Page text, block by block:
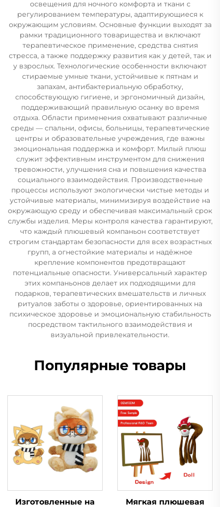
освещения для ночного комфорта и ткани с
регулированием температуры, адаптирующиеся к
окружающим условиям. Основные функции выходят за
рамки традиционного товарищества и включают
терапевтическое применение, средства снятия
стресса, а также поддержку развития как у детей, так и
у взрослых. Технологические особенности включают
стираемые умные ткани, устойчивые к пятнам и
запахам, антибактериальную обработку,
способствующую гигиене, и эргономичный дизайн,
поддерживающий правильную осанку во время
отдыха. Области применения охватывают различные
среды — спальни, офисы, больницы, терапевтические
центры и образовательные учреждения, где важны
эмоциональная поддержка и комфорт. Милый плюш
служит эффективным инструментом для снижения
тревожности, улучшения сна и повышения качества
социального взаимодействия. Производственные
процессы используют экологически чистые методы и
устойчивые материалы, минимизируя воздействие на
окружающую среду и обеспечивая максимальный срок
службы изделия. Меры контроля качества гарантируют,
что каждый плюшевый компаньон соответствует
строгим стандартам безопасности для всех возрастных
групп, а огнестойкие материалы и надёжное
крепление компонентов предотвращают
потенциальные опасности. Универсальный характер
этих компаньонов делает их подходящими для
подарков, терапевтических вмешательств и личных
ритуалов заботы о здоровье, ориентированных на
психическое здоровье и эмоциональную стабильность
посредством тактильного взаимодействия и
визуальной привлекательности.
Популярные товары
Изготовленные на
Мягкая плюшевая